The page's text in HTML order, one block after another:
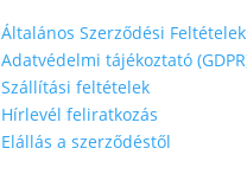
Általános Szerződési Feltételek
Adatvédelmi tájékoztató
Szállítási feltételek
Hírlevél feliratkozás
Elállás a szerződéstől